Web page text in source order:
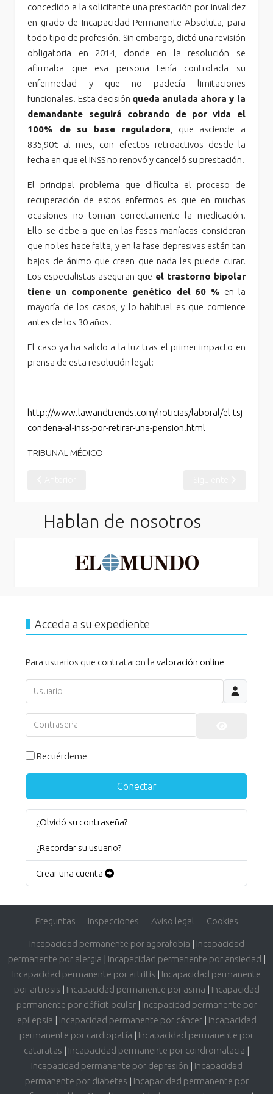
concedido a la solicitante una prestación por invalidez
en grado de Incapacidad Permanente Absoluta, para
todo tipo de profesión. Sin embargo, dictó una revisión
obligatoria en 2014, donde en la resolución se
afirmaba que esa persona tenía controlada su
enfermedad y que no padecía limitaciones
funcionales. Esta decisión queda anulada ahora y la
demandante seguirá cobrando de por vida el
100% de su base reguladora , que asciende a
835,90€ al mes, con efectos retroactivos desde la
fecha en que el INSS no renovó y canceló su prestación.
El principal problema que dificulta el proceso de
recuperación de estos enfermos es que en muchas
ocasiones no toman correctamente la medicación.
Ello se debe a que en las fases maníacas consideran
que no les hace falta, y en la fase depresivas están tan
bajos de ánimo que creen que nada les puede curar.
Los especialistas aseguran que el trastorno bipolar
tiene un componente genético del 60 % en la
mayoría de los casos, y lo habitual es que comience
antes de los 30 años.
El caso ya ha salido a la luz tras el primer impacto en
prensa de esta resolución legal:
http://www.lawandtrends.com/noticias/laboral/el-tsj-
condena-al-inss-por-retirar-una-pension.html
TRIBUNAL MÉDICO
Hablan de nosotros
Acceda a su expediente
Para usuarios que contrataron la valoración online
Usuario
Contraseña
Recuérdeme
Conectar
¿Olvidó su contraseña?
¿Recordar su usuario?
Crear una cuenta
Preguntas Inspecciones Aviso legal Cookies
Incapacidad permanente por agorafobia | Incapacidad
permanente por alergia | Incapacidad permanente por ansiedad |
Incapacidad permanente por artritis | Incapacidad permanente
por artrosis | Incapacidad permanente por asma | Incapacidad
permanente por déficit ocular| Incapacidad permanente por
epilepsia | Incapacidad permanente por cáncer| Incapacidad
permanente por cardiopatía | Incapacidad permanente por
cataratas | Incapacidad permanente por condromalacia |
Incapacidad permanente por depresión | Incapacidad
permanente por diabetes | Incapacidad permanente por